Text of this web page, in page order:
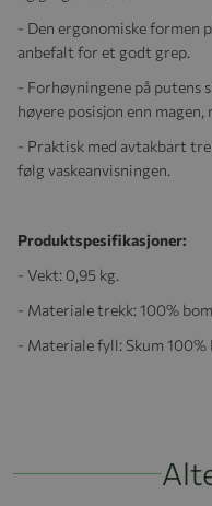
- Den ergonomiske formen
anbefalt for et godt grep.
- Forhøyningene på putens
høyere posisjon enn
- Praktisk med avtakbart
følg vaskeanvisningen.
Produktspesifikasjoner:
- Vekt: 0,95 kg.
- Materiale trekk: 100%
- Materiale fyll: Skum 100%